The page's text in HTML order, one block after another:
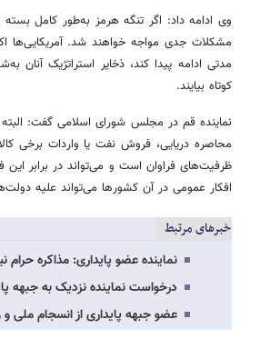
وی ادامه داد: اگر تنگه هرمز به‌طور کامل
مشکلات جدی مواجه خواهند شد. آمریکایی‌ها
مدتی ادامه پیدا کند، ذخایر استراتژیک
کوتاه بیایند.
نماینده قم در مجلس شورای اسلامی گفت:
محاصره دریایی، فروش نفت یا واردات برخی
ظرفیت‌های فراوان است و می‌تواند در برابر
افکار عمومی در آن کشورها می‌تواند علیه
خبرهای مرتبط
نماینده عضو پایداری: مذاکره
درخواست نماینده نزدیک به جبهه
عضو جبهه پایداری از انسجام ملی